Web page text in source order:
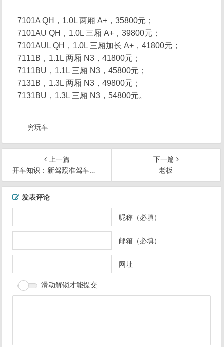
7101A QH，1.0L 两厢 A+，35800元；
7101AU QH，1.0L 三厢 A+，39800元；
7101AUL QH，1.0L 三厢加长 A+，41800元；
7111B，1.1L 两厢 N3，41800元；
7111BU，1.1L 三厢 N3，45800元；
7131B，1.3L 两厢 N3，49800元；
7131BU，1.3L 三厢 N3，54800元。
穷玩车
上一篇
开车知识：新驾照准驾车型表
下一篇
老板
发表评论
昵称（必填）
邮箱（必填）
网址
滑动解锁才能提交